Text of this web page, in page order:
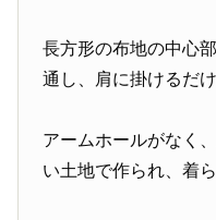
長方形の布地の中心
通し、肩に掛けるだ
アームホールがなく
い土地で作られ、着